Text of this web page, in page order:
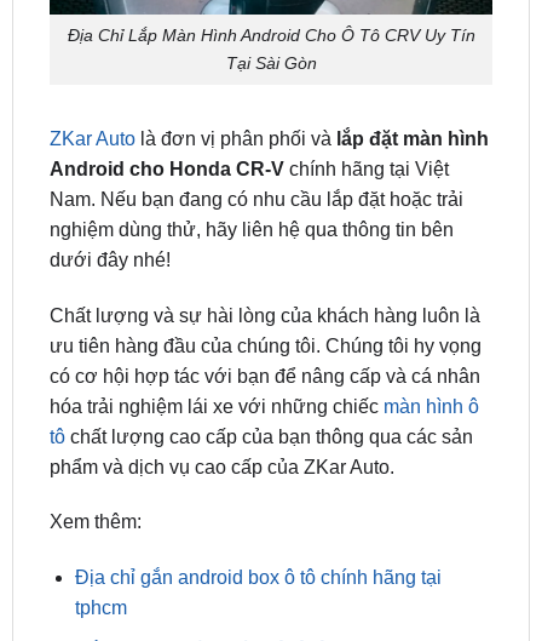
là đơn vị phân phối và
Nam. Nếu bạn đang có nhu cầu lắp đặt hoặc trải
nghiệm dùng thử, hãy liên hệ qua thông tin bên
dưới đây nhé!
Chất lượng và sự hài lòng của khách hàng luôn là
có cơ hội hợp tác với bạn để nâng cấp và cá nhân
hóa trải nghiệm lái xe với những chiếc màn hình ô
tôchất lượng cao cấp của bạn thông qua các sản
phẩm và dịch vụ cao cấp của ZKar Auto.
Xem thêm:
Địa chỉ gắn android box ô tô chính hãng tại
Gắn camera hành trình ô tô tận nơi